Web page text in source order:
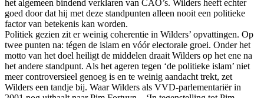
het algemeen bindend verklaren van CAO’s. Wilders heeft echter
goed door dat hij met deze standpunten alleen nooit een politieke
factor van betekenis kan worden.
Politiek gezien zit er weinig coherentie in Wilders’ opvattingen. Op
twee punten na: tégen de islam en vóór electorale groei. Onder het
motto van het doel heiligt de middelen draait Wilders op het ene na
het andere standpunt. Als het ageren tegen ‘de politieke islam’ niet
meer controversieel genoeg is en te weinig aandacht trekt, zet
Wilders een tandje bij. Waar Wilders als VVD-parlementariër in